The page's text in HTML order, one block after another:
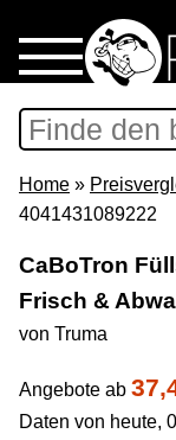
Home
Support
Presse
Home »
4041431089222
CaBoTron
Frisch &
von Truma
Angebote ab
Daten von heute,